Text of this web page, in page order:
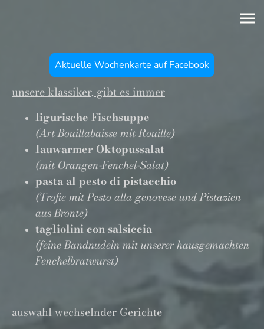
Aktuelle Wochenkarte auf Facebook
unsere klassiker, gibt es immer
ligurische Fischsuppe
(Art Bouillabaisse mit Rouille)
Iauwarmer Oktopussalat
(mit Orangen-Fenchel-Salat)
pasta al pesto di pistacchio
(Trofie mit Pesto alla genovese und Pistazien
aus Bronte)
tagliolini con salsiccia
(feine Bandnudeln mit unserer hausgemachten
Fenchelbratwurst)
auswahl wechselnder Gerichte